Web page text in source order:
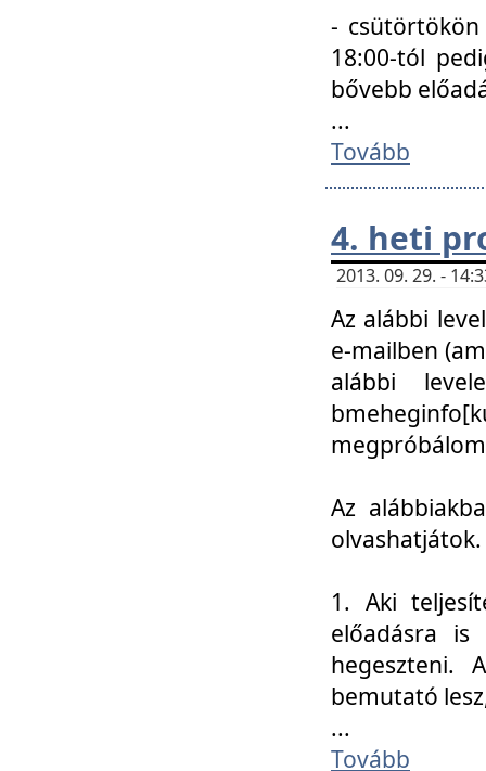
- csütörtökön
18:00-tól
bővebb
...
Tovább
4. heti
2013. 09. 29. -
Az alábbi
e-mailben
alábbi
Az
olvashatjátok.
1. Aki
előadásra
hegeszteni.
bemutató
...
Tovább